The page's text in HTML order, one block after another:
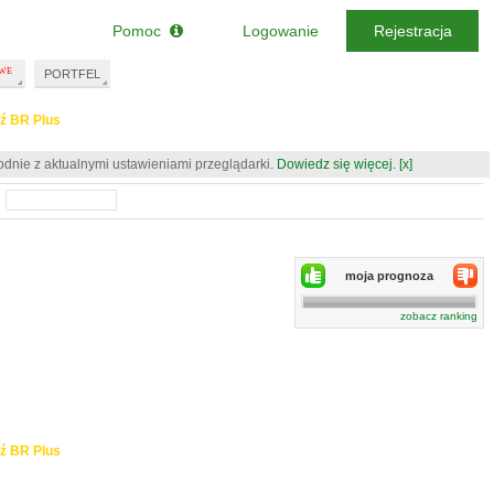
BR Plus
z aktualnymi ustawieniami przeglądarki. Dowiedz się więcej. [x]
moja prognoza
zobacz ranking
BR Plus
PORTFEL
Pomoc Logowanie Rejestracja